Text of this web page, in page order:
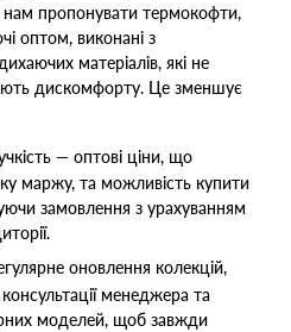
пропонувати термокофти,
оптом, виконані з
матеріалів, які не
дискомфорту. Це зменшує
— оптові ціни, що
маржу, та можливість купити
замовлення з урахуванням
оновлення колекцій,
менеджера та
моделей, щоб завжди